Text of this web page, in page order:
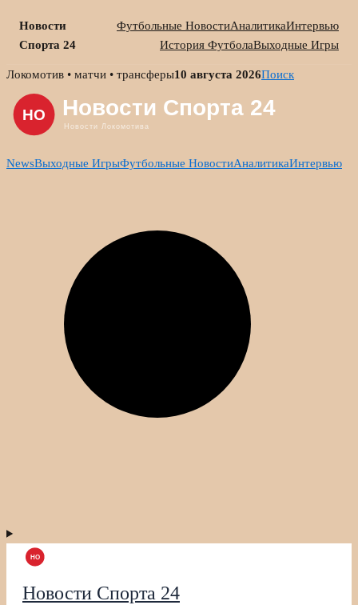
Новости
Спорта 24
Футбольные НовостиАналитикаИнтервью
История ФутболаВыходные Игры
Skip
content
Локомотив • матчи • трансферы10 августа 2026Поиск
NewsВыходные ИгрыФутбольные НовостиАналитикаИнтервью
Новости Спорта 24